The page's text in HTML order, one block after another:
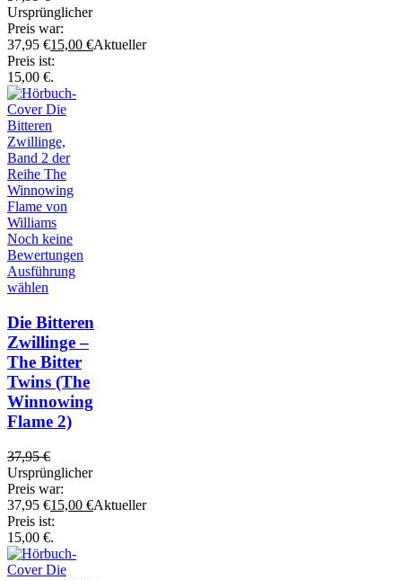
Ursprünglicher
Preis war:
37,95 €15,00 €Aktueller
Preis ist:
15,00 €.
Noch keine
Bewertungen
Ausführung
wählen
Die Bitteren
Zwillinge –
The Bitter
Twins (The
Winnowing
Flame 2)
37,95€
Ursprünglicher
Preis war:
37,95 €15,00 €Aktueller
Preis ist:
15,00 €.